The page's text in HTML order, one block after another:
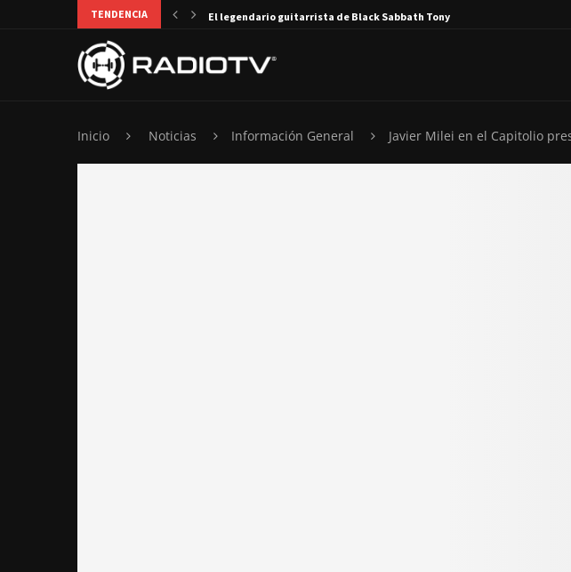
TENDENCIA El legendario guitarrista de Black Sabbath Tony Iommi...
Inicio Noticias Información General Javier Milei en el Capitolio